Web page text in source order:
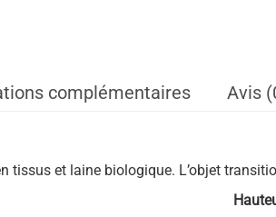
complémentaires Avis
tissus et laine biologique. L’objet